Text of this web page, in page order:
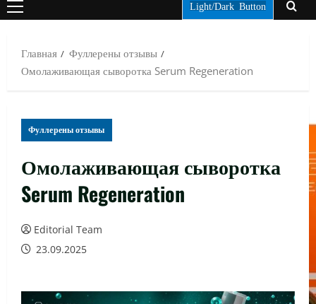
ОСНОВНОЕ
Light/Dark Button
Главная
Фуллерены отзывы
Омолаживающая сыворотка Serum Regeneration
Фуллерены отзывы
Омолаживающая сыворотка
Serum Regeneration
Editorial Team
23.09.2025